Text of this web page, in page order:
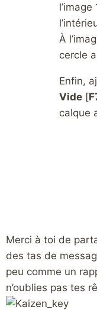
À
cercle
Enfin,
Vide [
calque
Merci à toi de
des tas de
peu comme un
n’oublies pas tes